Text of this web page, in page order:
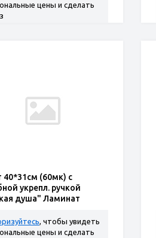
цены и сделать
40*31см (60мк) с
укрепл. ручкой
душа" Ламинат
, чтобы увидеть
цены и сделать